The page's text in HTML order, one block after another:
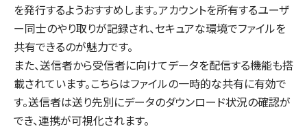
を発行するようおすすめします。アカウントを所有するユーザ
ー同士のやり取りが記録され、セキュアな環境でファイルを
共有できるのが魅力です。
また、送信者から受信者に向けてデータを配信する機能も搭
載されています。こちらはファイルの一時的な共有に有効で
す。送信者は送り先別にデータのダウンロード状況の確認が
でき、連携が可視化されます。